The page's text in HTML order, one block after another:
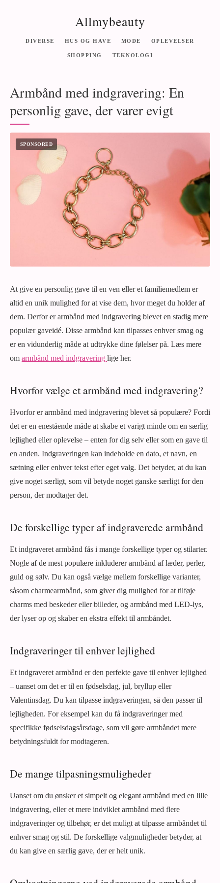
Allmybeauty
DIVERSE HUS OG HAVE MODE OPLEVELSER
SHOPPING TEKNOLOGI
Armbånd med indgravering: En
personlig gave, der varer evigt
At give en personlig gave til en ven eller et familiemedlem er
altid en unik mulighed for at vise dem, hvor meget du holder af
dem. Derfor er armbånd med indgravering blevet en stadig mere
populær gaveidé. Disse armbånd kan tilpasses enhver smag og
er en vidunderlig måde at udtrykke dine følelser på. Læs mere
om armbånd med indgravering lige her.
Hvorfor vælge et armbånd med indgravering?
Hvorfor er armbånd med indgravering blevet så populære? Fordi
det er en enestående måde at skabe et varigt minde om en særlig
lejlighed eller oplevelse – enten for dig selv eller som en gave til
en anden. Indgraveringen kan indeholde en dato, et navn, en
sætning eller enhver tekst efter eget valg. Det betyder, at du kan
give noget særligt, som vil betyde noget ganske særligt for den
person, der modtager det.
De forskellige typer af indgraverede armbånd
Et indgraveret armbånd fås i mange forskellige typer og stilarter.
Nogle af de mest populære inkluderer armbånd af læder, perler,
guld og sølv. Du kan også vælge mellem forskellige varianter,
såsom charmearmbånd, som giver dig mulighed for at tilføje
charms med beskeder eller billeder, og armbånd med LED-lys,
der lyser op og skaber en ekstra effekt til armbåndet.
Indgraveringer til enhver lejlighed
Et indgraveret armbånd er den perfekte gave til enhver lejlighed
– uanset om det er til en fødselsdag, jul, bryllup eller
Valentinsdag. Du kan tilpasse indgraveringen, så den passer til
lejligheden. For eksempel kan du få indgraveringer med
specifikke fødselsdagsårsdage, som vil gøre armbåndet mere
betydningsfuldt for modtageren.
De mange tilpasningsmuligheder
Uanset om du ønsker et simpelt og elegant armbånd med en lille
indgravering, eller et mere indviklet armbånd med flere
indgraveringer og tilbehør, er det muligt at tilpasse armbåndet til
enhver smag og stil. De forskellige valgmuligheder betyder, at
du kan give en særlig gave, der er helt unik.